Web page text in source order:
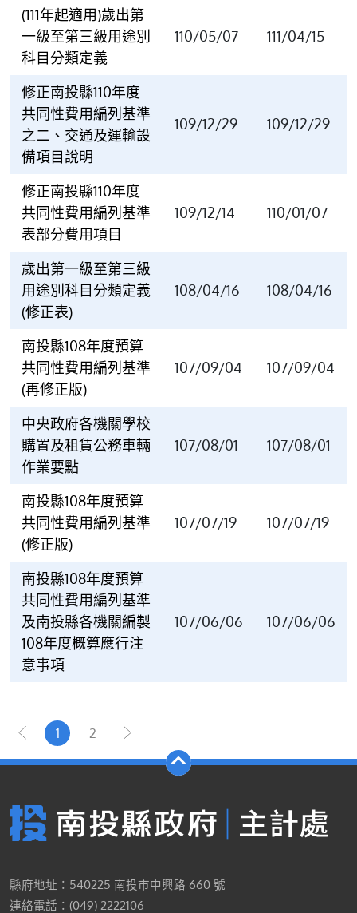
(111年起適用)歲出第
一級至第三級用途別
科目分類定義
110/05/07 111/04/15
修正南投縣110年度
共同性費用編列基準
之二、交通及運輸設
備項目說明
109/12/29 109/12/29
修正南投縣110年度
共同性費用編列基準
表部分費用項目
109/12/14 110/01/07
歲出第一級至第三級
用途別科目分類定義
(修正表)
108/04/16 108/04/16
南投縣108年度預算
共同性費用編列基準
(再修正版)
107/09/04 107/09/04
中央政府各機關學校
購置及租賃公務車輛
作業要點
107/08/01 107/08/01
南投縣108年度預算
共同性費用編列基準
(修正版)
107/07/19 107/07/19
南投縣108年度預算
共同性費用編列基準
及南投縣各機關編製
108年度概算應行注
意事項
107/06/06 107/06/06
1 2
縣府地址：540225 南投市中興路 660 號
連絡電話：(049) 2222106